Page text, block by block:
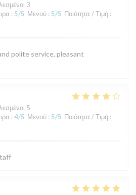
3
: 5/5 Μενού : 5/5 Ποιότητα / Τιμή :
polite service, pleasant
5
: 4/5 Μενού : 5/5 Ποιότητα / Τιμή :